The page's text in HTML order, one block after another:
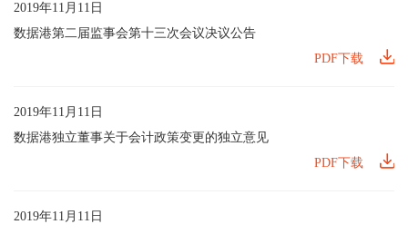
2019年11月11日
数据港第二届监事会第十三次会议决议公告
PDF下载
2019年11月11日
数据港独立董事关于会计政策变更的独立意见
PDF下载
2019年11月11日